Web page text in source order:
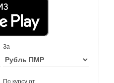
За
По курсу от